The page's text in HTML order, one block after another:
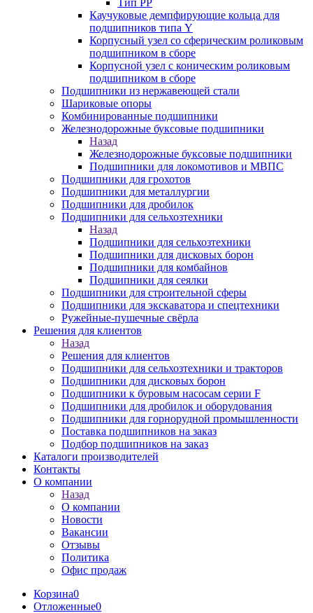
Тип PP
Каучуковые демпфирующие кольца для
подшипников типа Y
Корпусный узел со сферическим роликовым
подшипником в сборе
Корпусной узел с коническим роликовым
подшипником в сборе
Подшипники из нержавеющей стали
Шариковые опоры
Комбинированные подшипники
Железнодорожные буксовые подшипники
Назад
Железнодорожные буксовые подшипники
Подшипники для локомотивов и МВПС
Подшипники для грохотов
Подшипники для металлургии
Подшипники для дробилок
Подшипники для сельхозтехники
Назад
Подшипники для сельхозтехники
Подшипники для дисковых борон
Подшипники для комбайнов
Подшипники для сеялки
Подшипники для строительной сферы
Подшипники для экскаватора и спецтехники
Ружейные-пушечные свёрла
Решения для клиентов
Назад
Решения для клиентов
Подшипники для сельхозтехники и тракторов
Подшипники для дисковых борон
Подшипники к буровым насосам серии F
Подшипники для дробилок и оборудования
Подшипники для горнорудной промышленности
Поставка подшипников на заказ
Подбор подшипников на заказ
Каталоги производителей
Контакты
О компании
Назад
О компании
Новости
Вакансии
Отзывы
Политика
Офис продаж
Корзина0
Отложенные0